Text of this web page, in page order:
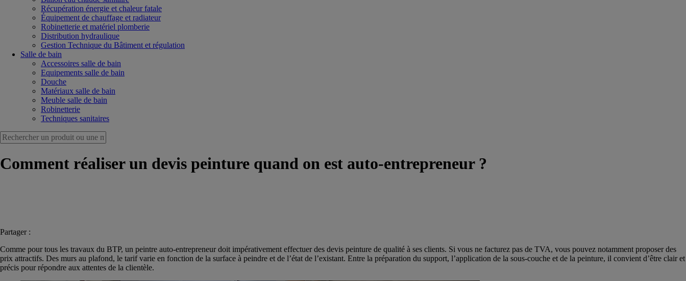
Récupération énergie et chaleur fatale
Équipement de chauffage et radiateur
Robinetterie et matériel plomberie
Distribution hydraulique
Gestion Technique du Bâtiment et régulation
Salle de bain
Accessoires salle de bain
Equipements salle de bain
Douche
Matériaux salle de bain
Meuble salle de bain
Robinetterie
Techniques sanitaires
Comment réaliser un devis peinture quand on est auto-entrepreneur ?
Partager :
Comme pour tous les travaux du BTP, un peintre auto-entrepreneur doit impérativement effectuer des devis peinture de qualité à ses clients. Si vous ne facturez pas de TVA, vous pouvez notamment proposer des
prix attractifs. Des murs au plafond, le tarif varie en fonction de la surface à peindre et de l’état de l’existant. Entre la préparation du support, l’application de la sous-couche et de la peinture, il convient d’être clair et
précis pour répondre aux attentes de la clientèle.